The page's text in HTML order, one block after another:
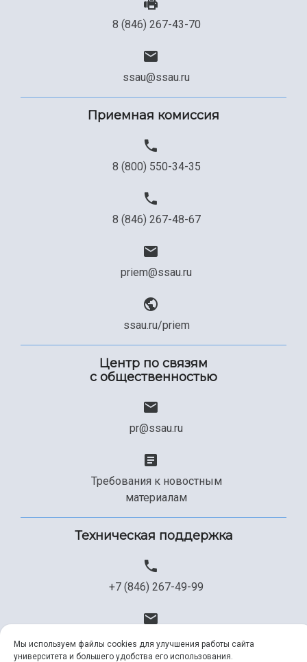
8 (846) 267-43-70
ssau@ssau.ru
Приемная комиссия
8 (800) 550-34-35
8 (846) 267-48-67
priem@ssau.ru
ssau.ru/priem
Центр по связям
с общественностью
pr@ssau.ru
Требования к новостным
материалам
Техническая поддержка
+7 (846) 267-49-99
help@ssau.ru
Мы используем файлы cookies для улучшения работы сайта
университета и большего удобства его использования.